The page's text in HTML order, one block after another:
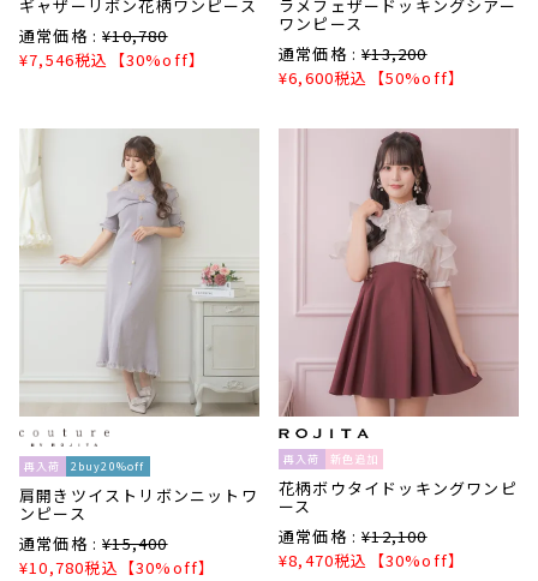
ギャザーリボン花柄ワンピース
通常価格 : ¥10,780
¥7,546税込 【30%off】
ラメフェザードッキングシアー
ワンピース
通常価格 : ¥13,200
¥6,600税込 【50%off】
再入荷 2buy20%off
肩開きツイストリボンニットワ
ンピース
通常価格 : ¥15,400
¥10,780税込 【30%off】
再入荷 新色追加
花柄ボウタイドッキングワンピ
ース
通常価格 : ¥12,100
¥8,470税込 【30%off】